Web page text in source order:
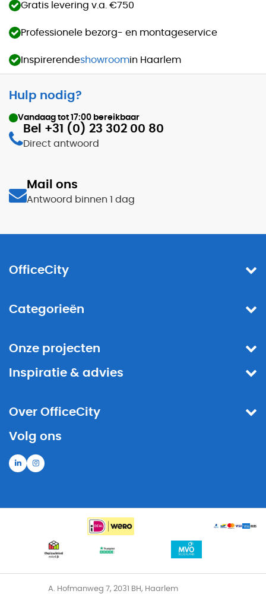
Gratis levering v.a. €750
Professionele bezorg- en montageservice
Inspirerendeshowroomin Haarlem
Hulp nodig?
Vandaag tot 17:00 bereikbaar
Bel +31 (0) 23 302 00 80
Direct antwoord
Mail ons
Antwoord binnen 1 dag
OfficeCity
Categorieën
Onze projecten
Inspiratie & advies
Over OfficeCity
Volg ons
A. Hofmanweg 7, 2031 BH, Haarlem